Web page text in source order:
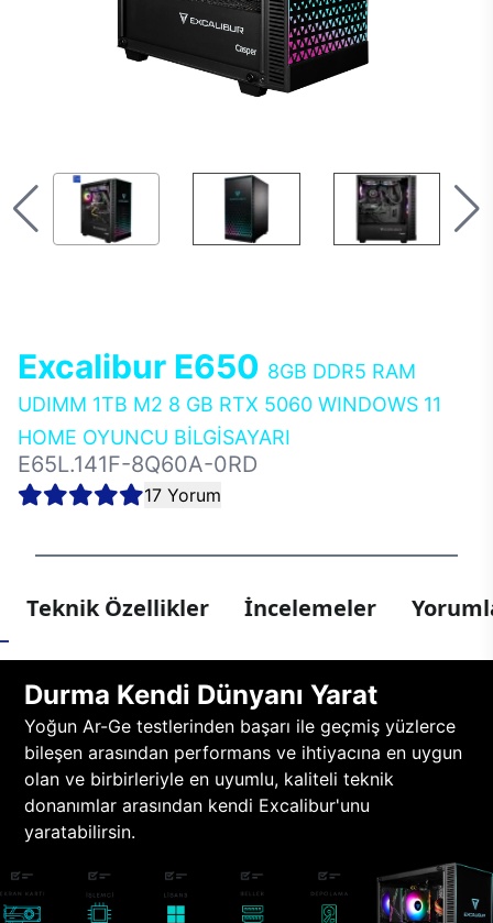
Excalibur E650 8GB DDR5 RAM
UDIMM 1TB M2 8 GB RTX 5060 WINDOWS 11
HOME OYUNCU BİLGİSAYARI
E65L.141F-8Q60A-0RD
17 Yorum
Teknik Özellikler İncelemeler
Durma Kendi Dünyanı Yarat
Yoğun Ar-Ge testlerinden başarı ile geçmiş yüzlerce
bileşen arasından performans ve ihtiyacına en uygun
olan ve birbirleriyle en uyumlu, kaliteli teknik
donanımlar arasından kendi Excalibur'unu
yaratabilirsin.